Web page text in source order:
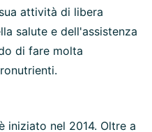
attività di libera
salute e dell'assistenza
di fare molta
iniziato nel 2014. Oltre a